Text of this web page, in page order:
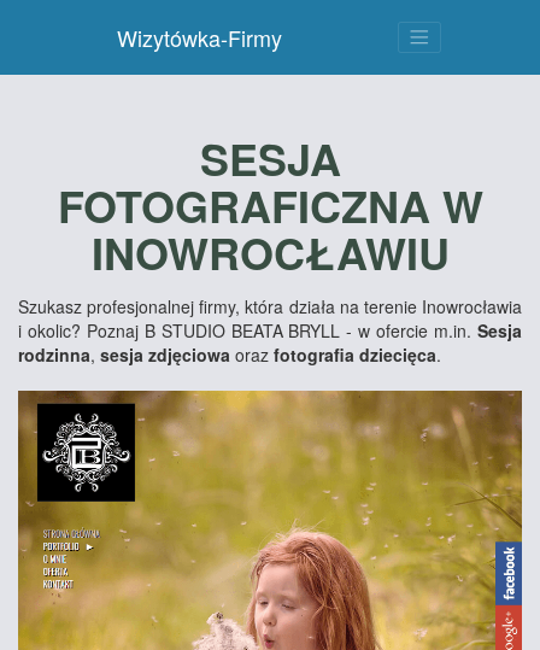
Wizytówka-Firmy
SESJA
FOTOGRAFICZNA W
INOWROCŁAWIU
Szukasz profesjonalnej firmy, która działa na terenie Inowrocławia
i okolic? Poznaj B STUDIO BEATA BRYLL - w ofercie m.in. Sesja
rodzinna, sesja zdjęciowa oraz fotografia dziecięca.